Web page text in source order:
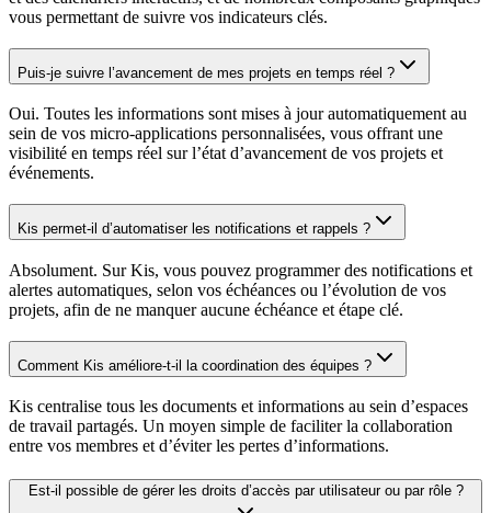
vous permettant de suivre vos indicateurs clés.
Puis-je suivre l’avancement de mes projets en temps réel ?
Oui. Toutes les informations sont mises à jour automatiquement au
sein de vos micro-applications personnalisées, vous offrant une
visibilité en temps réel sur l’état d’avancement de vos projets et
événements.
Kis permet-il d’automatiser les notifications et rappels ?
Absolument. Sur Kis, vous pouvez programmer des notifications et
alertes automatiques, selon vos échéances ou l’évolution de vos
projets, afin de ne manquer aucune échéance et étape clé.
Comment Kis améliore-t-il la coordination des équipes ?
Kis centralise tous les documents et informations au sein d’espaces
de travail partagés. Un moyen simple de faciliter la collaboration
entre vos membres et d’éviter les pertes d’informations.
Est-il possible de gérer les droits d’accès par utilisateur ou par rôle ?